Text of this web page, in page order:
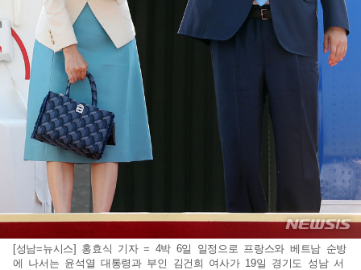
[성남=뉴시스] 홍효식 기자 = 4박 6일 일정으로 프랑스와 베트남 순방
에 나서는 윤석열 대통령과 부인 김건희 여사가 19일 경기도 성남 서